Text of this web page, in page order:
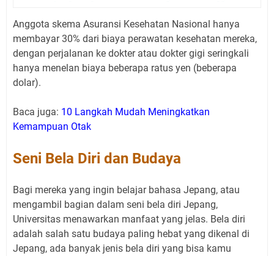
Anggota skema Asuransi Kesehatan Nasional hanya
membayar 30% dari biaya perawatan kesehatan mereka,
dengan perjalanan ke dokter atau dokter gigi seringkali
hanya menelan biaya beberapa ratus yen (beberapa
dolar).
Baca juga: 10 Langkah Mudah Meningkatkan
Kemampuan Otak
Seni Bela Diri dan Budaya
Bagi mereka yang ingin belajar bahasa Jepang, atau
mengambil bagian dalam seni bela diri Jepang,
Universitas menawarkan manfaat yang jelas. Bela diri
adalah salah satu budaya paling hebat yang dikenal di
Jepang, ada banyak jenis bela diri yang bisa kamu